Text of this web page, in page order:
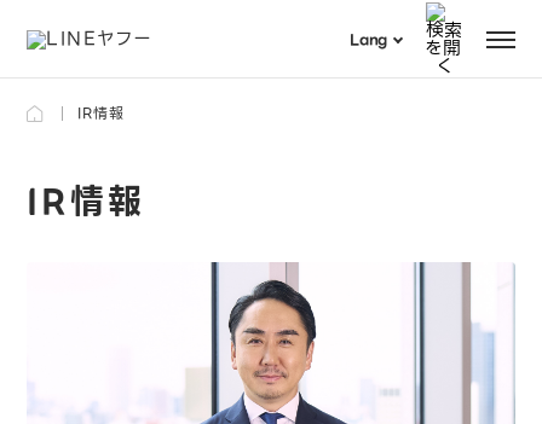
Lang
日本語
IR情報
IR情報